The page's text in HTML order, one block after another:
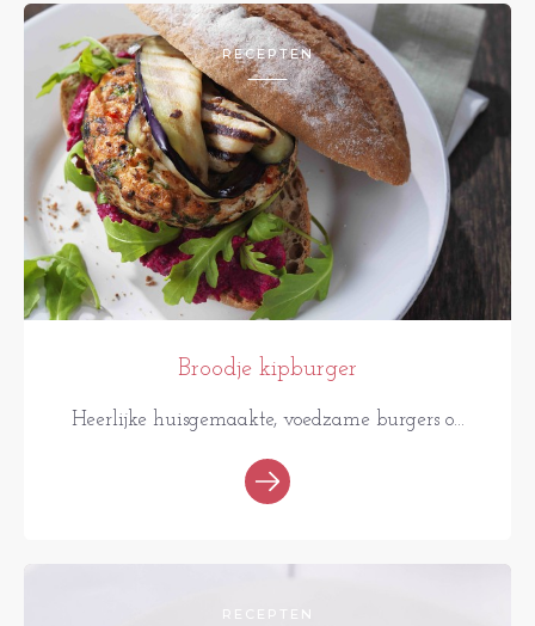
RECEPTEN
Broodje kipburger
Heerlijke huisgemaakte, voedzame burgers o...
RECEPTEN